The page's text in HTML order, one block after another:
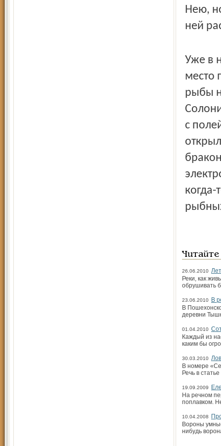
Нею,
ней
Уже в
место
рыбы
с
26.06.2010
Реки, как
обрушивать
23.06.2010 В
В
деревни
01.04.2010
Каждый из
каким бы
30.03.2010
В номере
Речь в
19.09.2009
На речном
поплавком.
10.04.2008
Вороны
нибудь